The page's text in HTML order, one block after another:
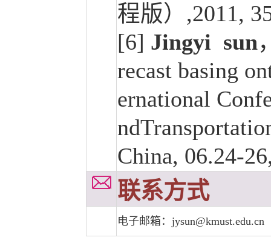
程版）,2011,
[6] Jingyi sun
recast basing
ernational
China, 06.24-
联系方式
电子邮箱：jysun@kmust.edu.cn